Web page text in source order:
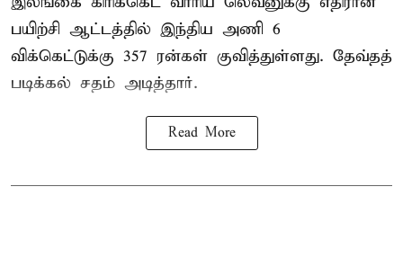
பயிற்சி ஆட்டத்தில் இந்திய அணி 6
விக்கெட்டுக்கு 357 ரன்கள் குவித்துள்ளது. தேவ்தத்
படிக்கல் சதம் அடித்தார்.
Read More